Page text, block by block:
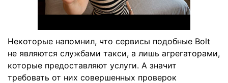
Некоторые напомнил, что сервисы подобные Bolt
не являются службами такси, а лишь агрегаторами,
которые предоставляют услуги. А значит
требовать от них совершенных проверок